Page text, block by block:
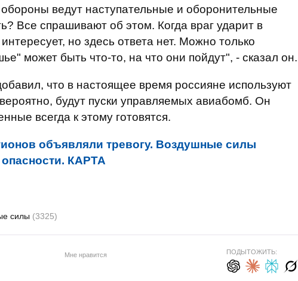
ведут наступательные и оборонительные
Все спрашивают об этом. Когда враг ударит в
но здесь ответа нет. Можно только
может быть что-то, на что они пойдут", - сказал он.
что в настоящее время россияне используют
будут пуски управляемых авиабомб. Он
всегда к этому готовятся.
объявляли тревогу. Воздушные силы
КАРТА
силы (3325)
Мне нравится ПОДЫТОЖИТЬ: